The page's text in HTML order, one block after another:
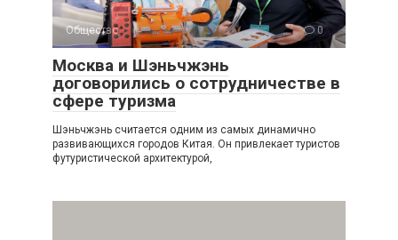
Общество 0
Москва и Шэньчжэнь
договорились о сотрудничестве в
сфере туризма
Шэньчжэнь считается одним из самых динамично
развивающихся городов Китая. Он привлекает туристов
футуристической архитектурой,